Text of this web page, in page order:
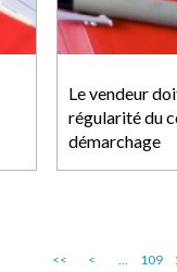
Le vendeur
régularité du
démarchage
<< < ... 109